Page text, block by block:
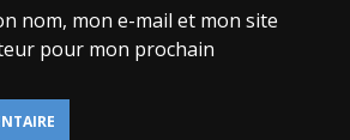
nom, mon e-mail et mon site
pour mon prochain